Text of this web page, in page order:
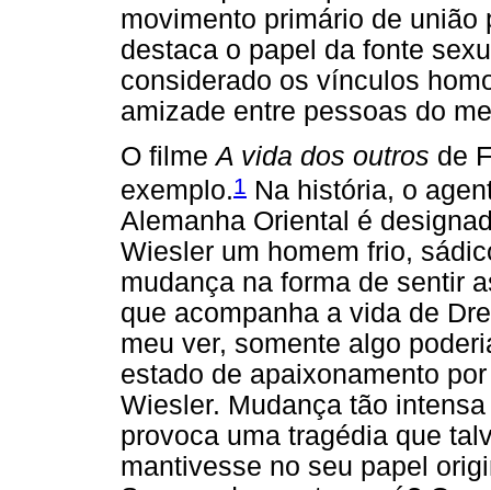
movimento primário de
destaca o papel da fonte
considerado os vínculos
amizade entre pessoas do
O filmeA vida dos outros de
exemplo.1 Na história, o
Alemanha Oriental é
Wiesler um homem frio,
mudança na forma de sentir
que acompanha a vida de
meu ver, somente algo
estado de apaixonamento
Wiesler. Mudança tão
provoca uma tragédia que
mantivesse no seu papel